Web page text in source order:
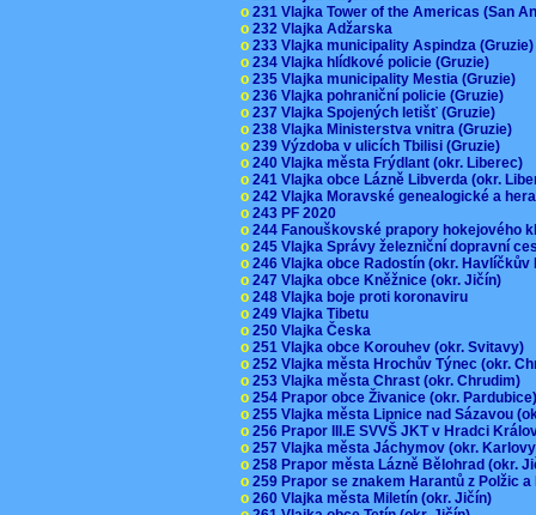
o 231 Vlajka Tower of the Americas (San
o 232 Vlajka Adžarska
o 233 Vlajka municipality Aspindza
o 234 Vlajka hlídkové policie (Gruzie)
o 235 Vlajka municipality Mestia (Gruzie)
o 236 Vlajka pohraniční policie (Gruzie)
o 237 Vlajka Spojených letišť (Gruzie)
o 238 Vlajka Ministerstva vnitra (Gruzie)
o 239 Výzdoba v ulicích Tbilisi (Gruzie)
o 240 Vlajka města Frýdlant (okr. Liberec)
o 241 Vlajka obce Lázně Libverda (okr.
o 242 Vlajka Moravské genealogické a
o 243 PF 2020
o 244 Fanouškovské prapory hokejového
o 245 Vlajka Správy železniční dopravní
o 246 Vlajka obce Radostín (okr.
o 247 Vlajka obce Kněžnice (okr. Jičín)
o 248 Vlajka boje proti koronaviru
o 249 Vlajka Tibetu
o 250 Vlajka Česka
o 251 Vlajka obce Korouhev (okr. Svitavy)
o 252 Vlajka města Hrochův Týnec (okr.
o 253 Vlajka města Chrast (okr. Chrudim)
o 254 Prapor obce Živanice (okr.
o 255 Vlajka města Lipnice nad Sázavou
o 256 Prapor III.E SVVŠ JKT v Hradci
o 257 Vlajka města Jáchymov (okr.
o 258 Prapor města Lázně Bělohrad (okr.
o 259 Prapor se znakem Harantů z Polžic
o 260 Vlajka města Miletín (okr. Jičín)